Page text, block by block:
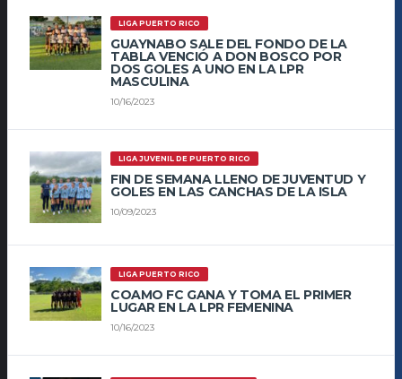
LIGA PUERTO RICO
GUAYNABO SALE DEL FONDO DE LA
TABLA VENCIÓ A DON BOSCO POR
DOS GOLES A UNO EN LA LPR
MASCULINA
10/16/2023
LIGA JUVENIL DE PUERTO RICO
FIN DE SEMANA LLENO DE JUVENTUD Y
GOLES EN LAS CANCHAS DE LA ISLA
10/09/2023
LIGA PUERTO RICO
COAMO FC GANA Y TOMA EL PRIMER
LUGAR EN LA LPR FEMENINA
10/16/2023